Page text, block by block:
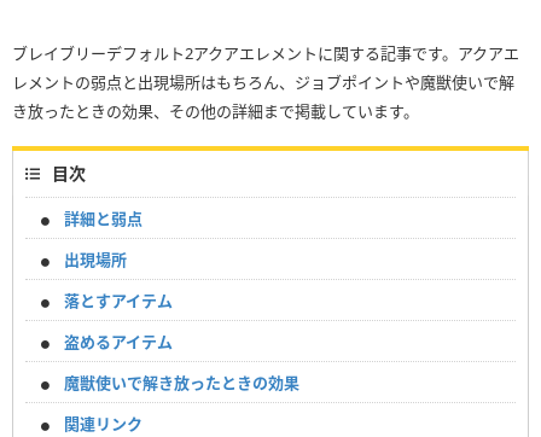
ブレイブリーデフォルト2アクアエレメントに関する記事です。アクアエ
レメントの弱点と出現場所はもちろん、ジョブポイントや魔獣使いで解
き放ったときの効果、その他の詳細まで掲載しています。
目次
詳細と弱点
出現場所
落とすアイテム
盗めるアイテム
魔獣使いで解き放ったときの効果
関連リンク